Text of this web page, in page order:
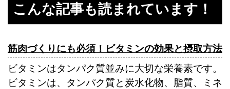
こんな記事も読まれています！
筋肉づくりにも必須！ビタミンの効果と摂取方法
ビタミンはタンパク質並みに大切な栄養素です。
ビタミンは、タンパク質と炭水化物、脂質、ミネ